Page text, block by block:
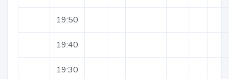
19:50
19:40
19:30